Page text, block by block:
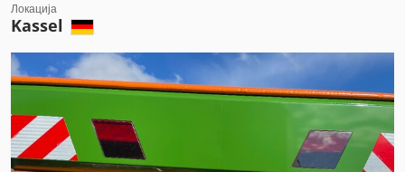
Локација
Kassel